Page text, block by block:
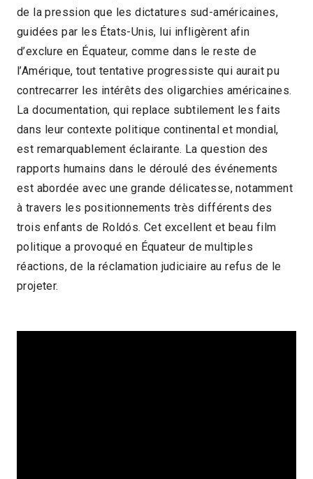
de la pression que les dictatures sud-américaines,
guidées par les États-Unis, lui infligèrent afin
d’exclure en Équateur, comme dans le reste de
l’Amérique, tout tentative progressiste qui aurait pu
contrecarrer les intérêts des oligarchies américaines.
La documentation, qui replace subtilement les faits
dans leur contexte politique continental et mondial,
est remarquablement éclairante. La question des
rapports humains dans le déroulé des événements
est abordée avec une grande délicatesse, notamment
à travers les positionnements très différents des
trois enfants de Roldós. Cet excellent et beau film
politique a provoqué en Équateur de multiples
réactions, de la réclamation judiciaire au refus de le
projeter.